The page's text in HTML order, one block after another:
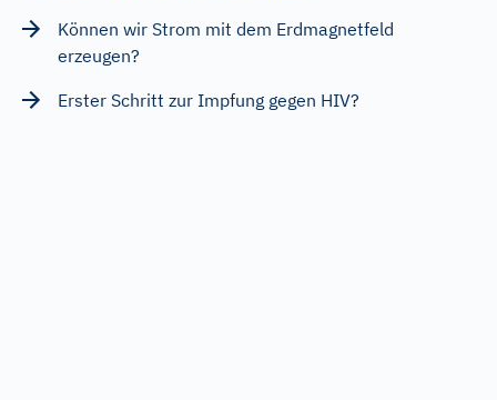
Können wir Strom mit dem Erdmagnetfeld
erzeugen?
Erster Schritt zur Impfung gegen HIV?